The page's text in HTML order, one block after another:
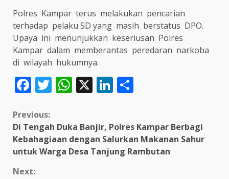
Polres Kampar terus melakukan pencarian
terhadap pelaku SD yang masih berstatus DPO.
Upaya ini menunjukkan keseriusan Polres
Kampar dalam memberantas peredaran narkoba
di wilayah hukumnya.
Facebook
Twitter
WhatsApp
X LinkedIn
Continue
Reading
Previous:
Di Tengah Duka Banjir, Polres Kampar Berbagi
Kebahagiaan dengan Salurkan Makanan Sahur
untuk Warga Desa Tanjung Rambutan
Next: